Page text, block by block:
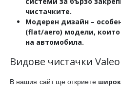
чистачките.
Модерен дизайн –
(flat/aero) модели,
на автомобила.
Видове чистачки Valeo
В нашия сайт ще откриете